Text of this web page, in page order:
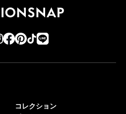
コレクション